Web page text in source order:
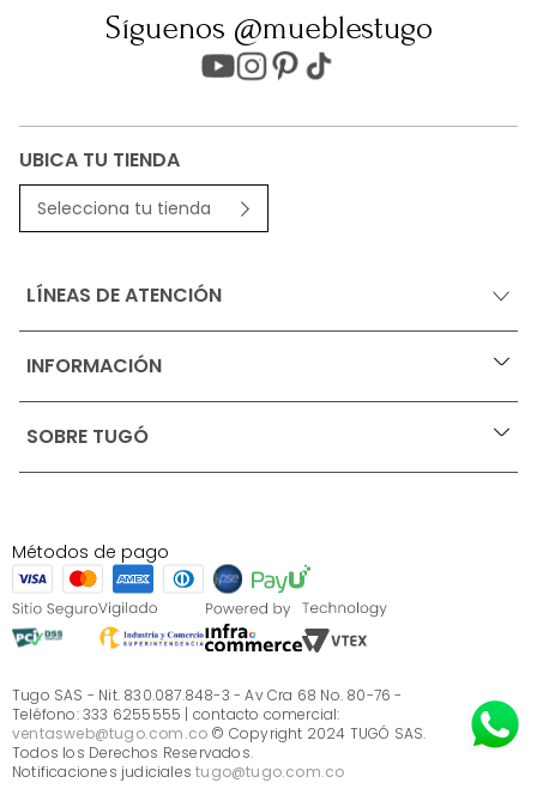
Síguenos @mueblestugo
UBICA TU TIENDA
Selecciona tu tienda
LÍNEAS DE ATENCIÓN
INFORMACIÓN +
Ofertas vigentes
Términos, condiciones y restricciones para productos
S.A.S
Términos, condiciones y restricciones Tugó S.A.S
Instructivo cuidado de muebles
Sé parte de Tugó
¿Quiénes somos?
Servicio al cliente
SOBRE TUGÓ +
¿Quieres vender en Tugó?
Métodos de pago
Tugo SAS - Nit. 830.087.848-3 - Av Cra 68 No. 80-76 -
Teléfono: 333 6255555 | contacto comercial:
ventasweb@tugo.com.co © Copyright 2024 TUGÓ SAS.
Todos los Derechos Reservados.
Notificaciones judicialestugo@tugo.com.co